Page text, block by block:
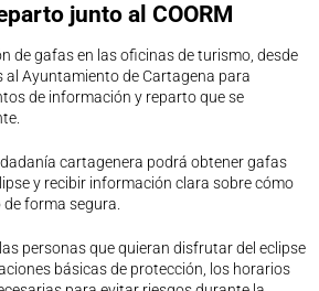
junto al COORM
de gafas en las oficinas de turismo, desde
al Ayuntamiento de Cartagena para
de información y reparto que se
cartagenera podrá obtener gafas
y recibir información clara sobre cómo
forma segura.
personas que quieran disfrutar del eclipse
básicas de protección, los horarios